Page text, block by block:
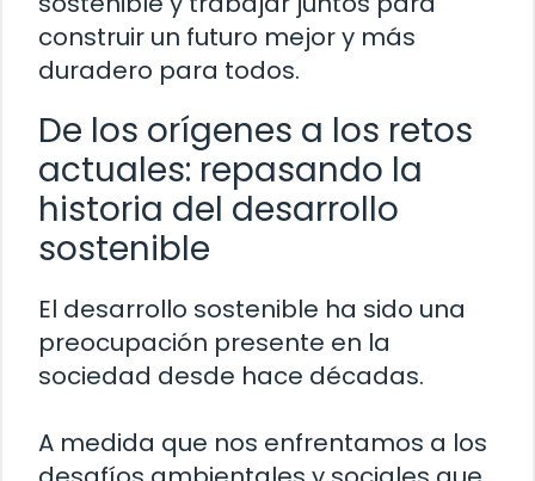
construir un futuro mejor y más
duradero para todos.
De los orígenes a los retos
actuales: repasando la
historia del desarrollo
sostenible
El desarrollo sostenible ha sido una
preocupación presente en la
sociedad desde hace décadas.
A medida que nos enfrentamos a los